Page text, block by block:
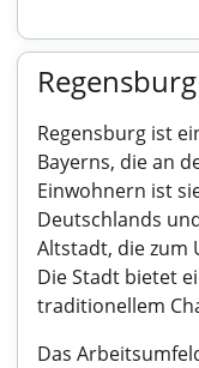
Regensburg
Regensburg ist
Bayerns, die an
Einwohnern ist
Deutschlands
Altstadt, die zum
Die Stadt bietet
traditionellem
Das